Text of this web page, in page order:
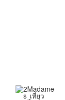
ไต้หวัน